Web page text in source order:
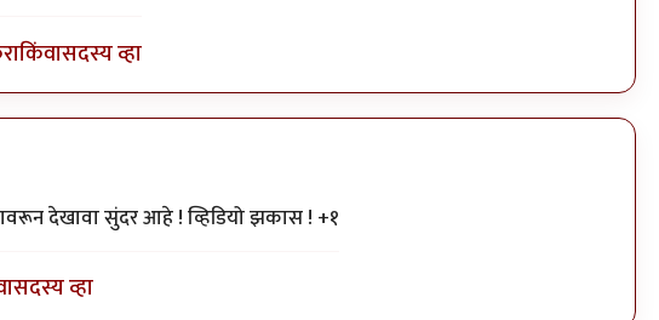
किंवासदस्य व्हा
देखावा सुंदर आहे ! व्हिडियो झकास ! +१
सदस्य व्हा